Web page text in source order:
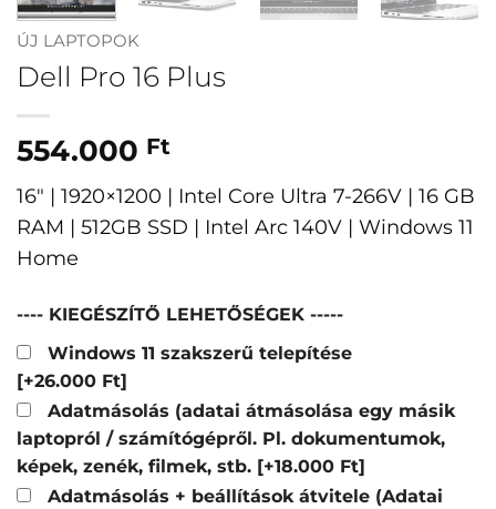
ÚJ LAPTOPOK
Dell Pro 16 Plus
554.000 Ft
16″ | 1920×1200 | Intel Core Ultra 7-266V | 16 GB
RAM | 512GB SSD | Intel Arc 140V | Windows 11
Home
---- KIEGÉSZÍTŐ LEHETŐSÉGEK -----
Windows 11 szakszerű telepítése
[+26.000 Ft]
Adatmásolás (adatai átmásolása egy másik
laptopról / számítógépről. Pl. dokumentumok,
képek, zenék, filmek, stb. [+18.000 Ft]
Adatmásolás + beállítások átvitele (Adatai